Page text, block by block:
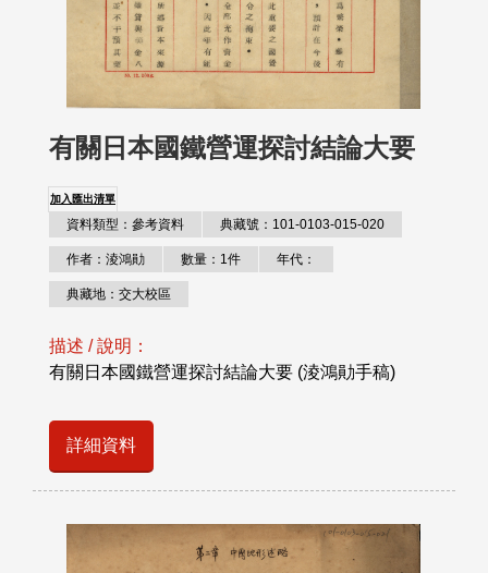
有關日本國鐵營運探討結論大要
加入匯出清單
資料類型：參考資料 典藏號：101-0103-015-020
作者：淩鴻勛 數量：1件 年代：
典藏地：交大校區
描述 / 說明：
有關日本國鐵營運探討結論大要 (淩鴻勛手稿)
詳細資料